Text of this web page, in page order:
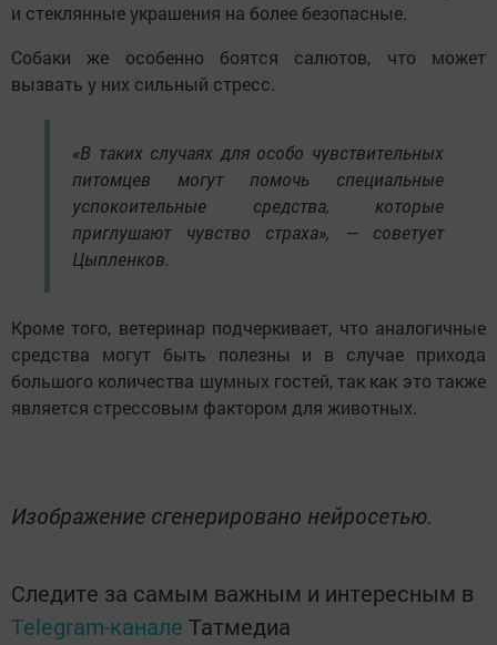
и стеклянные украшения на более безопасные.
Собаки же особенно боятся салютов, что может
вызвать у них сильный стресс.
«В таких случаях для особо чувствительных
питомцев могут помочь специальные
успокоительные средства, которые
приглушают чувство страха», — советует
Цыпленков.
Кроме того, ветеринар подчеркивает, что аналогичные
средства могут быть полезны и в случае прихода
большого количества шумных гостей, так как это также
является стрессовым фактором для животных.
Изображение сгенерировано нейросетью.
Следите за самым важным и интересным в
Telegram-канале Татмедиа